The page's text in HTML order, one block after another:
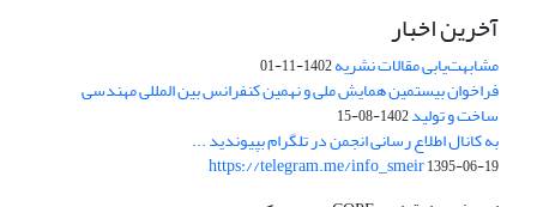
آخرین اخبار
مشابهت‌یابی مقالات نشریه1402-11-01
فراخوان بیستمین همایش ملی و نهمین کنفرانس بین المللی مهندسی
ساخت و تولید1402-08-15
به کانال اطلاع رسانی انجمن در تلگرام بپیوندید ...
https://telegram.me/info_smeir1395-06-19